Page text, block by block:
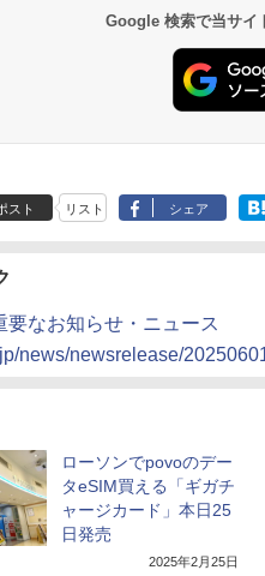
Google 検索で当サイ
スト リスト シェア
要なお知らせ・ニュース
news/newsrelease/
ローソンでpovoのデー
タeSIM買える「ギガチ
ャージカード」本日25
日発売
2025年2月25日